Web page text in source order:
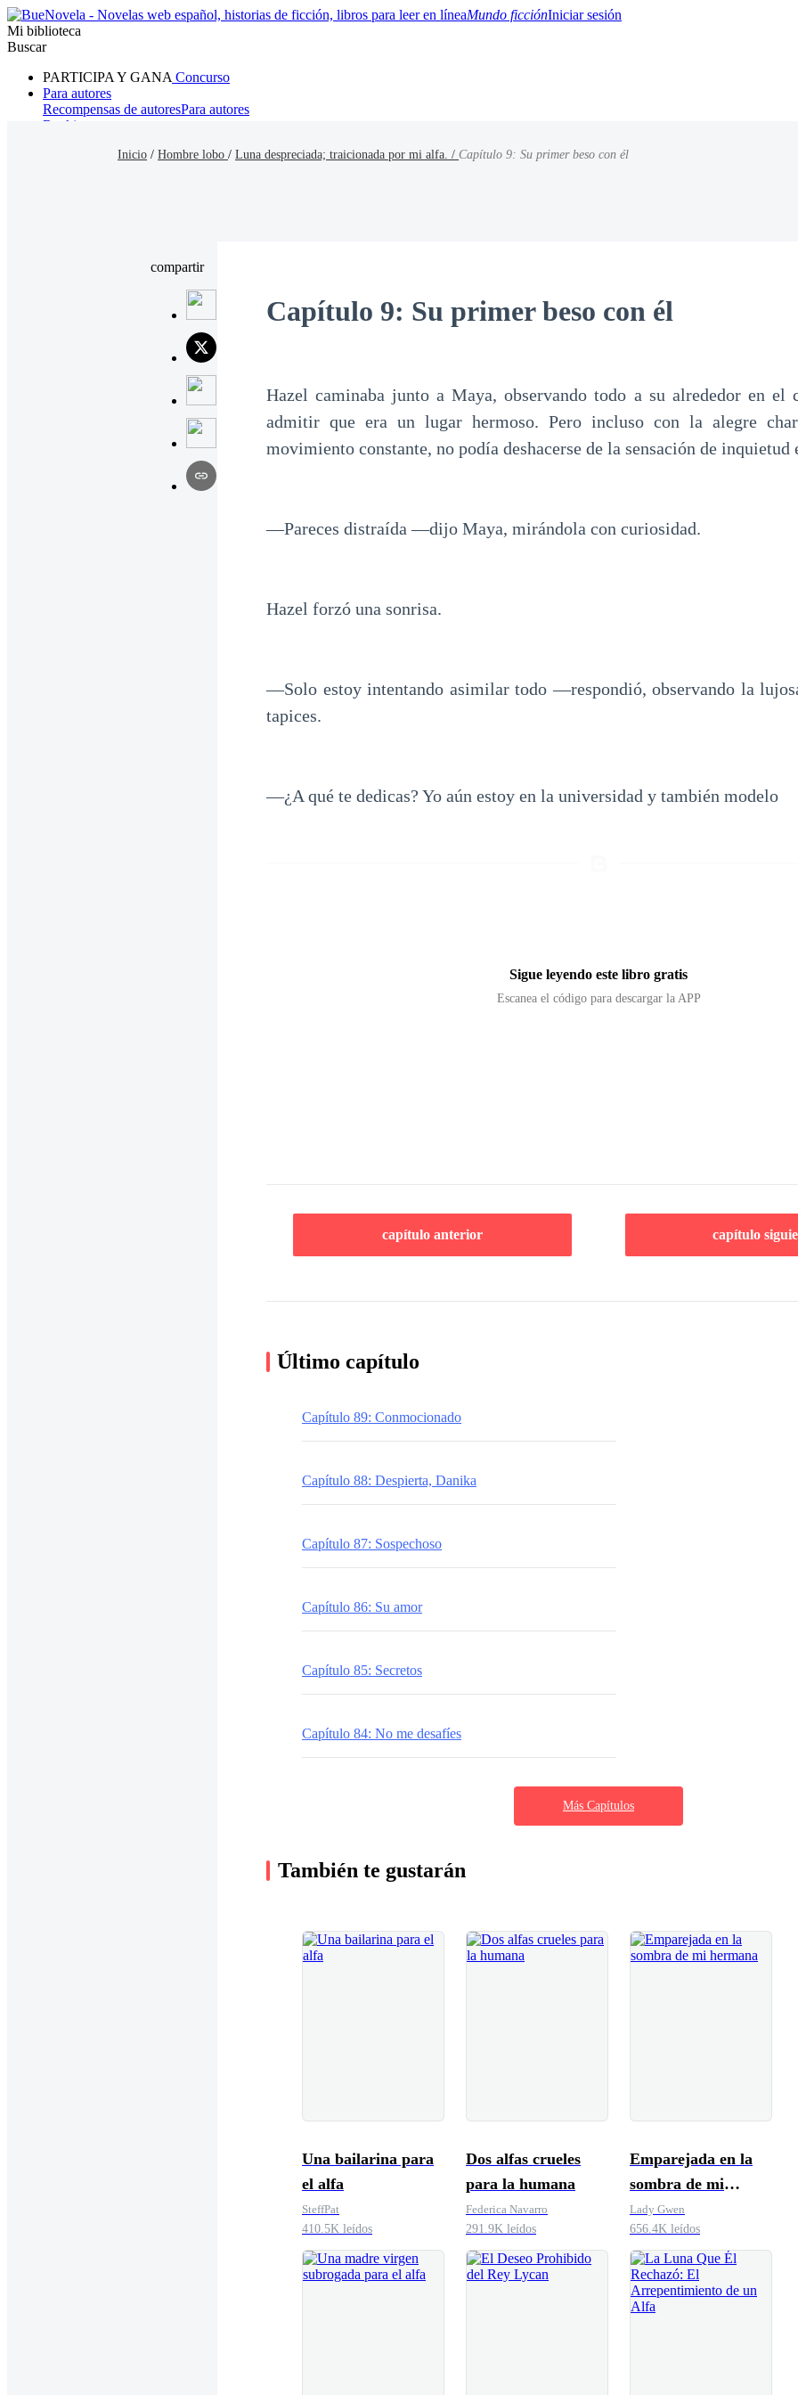
Mundo ficciónIniciar sesión
Mi biblioteca
Buscar
PARTICIPA Y GANA Concurso
Para autores
Recompensas de autoresPara autores
Ranking
Inicio / Hombre lobo / Luna despreciada; traicionada por mi alfa. / Capítulo 9: Su primer beso con él
compartir
Capítulo 9: Su primer beso con él
Hazel caminaba junto a Maya, observando todo a su alrededor en el
admitir que era un lugar hermoso. Pero incluso con la alegre
movimiento constante, no podía deshacerse de la sensación de inquietud
—Pareces distraída —dijo Maya, mirándola con curiosidad.
Hazel forzó una sonrisa.
—Solo estoy intentando asimilar todo —respondió, observando la
tapices.
—¿A qué te dedicas? Yo aún estoy en la universidad y también modelo
Sigue leyendo este libro gratis
Escanea el código para descargar la APP
capítulo anterior capítulo
Último capítulo
Capítulo 89: Conmocionado
Capítulo 88: Despierta, Danika
Capítulo 87: Sospechoso
Capítulo 86: Su amor
Capítulo 85: Secretos
Capítulo 84: No me desafíes
Más Capítulos
También te gustarán
Una bailarina para
el alfa
SteffPat
410.5K leídos
Dos alfas crueles
para la humana
Federica Navarro
291.9K leídos
Emparejada en la
sombra de mi
hermana
Lady Gwen
656.4K leídos